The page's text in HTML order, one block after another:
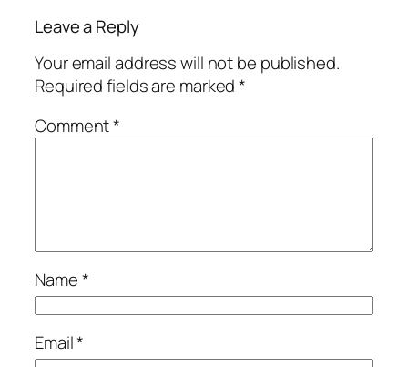
Leave a Reply
Your email address will not be published.
Required fields are marked*
Comment*
Name*
Email*